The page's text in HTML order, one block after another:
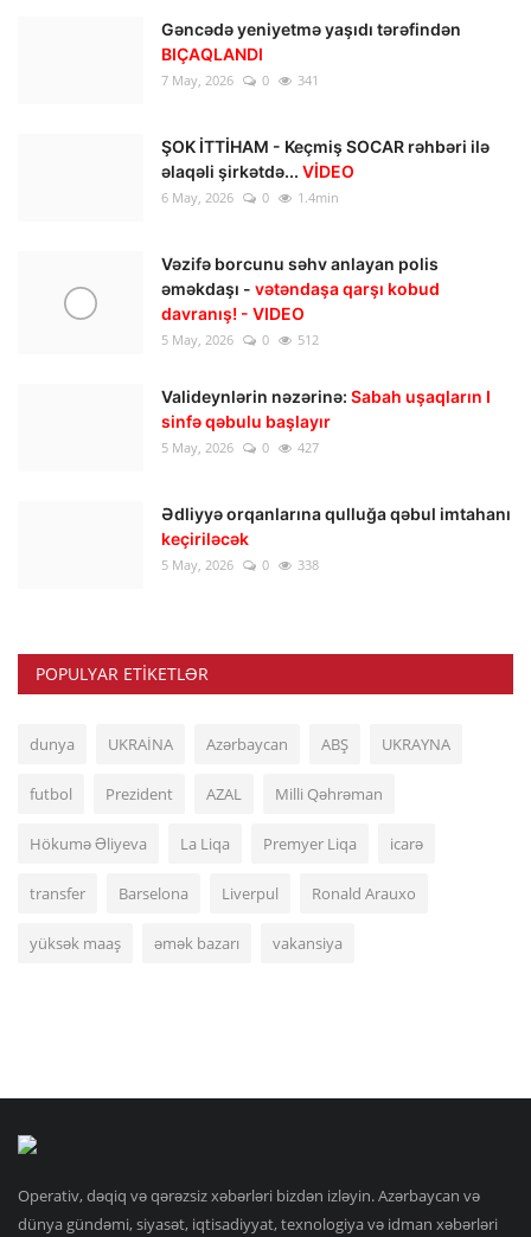
Gəncədə yeniyetmə yaşıdı tərəfindən
BIÇAQLANDI
7 May, 2026 0 341
ŞOK İTTİHAM - Keçmiş SOCAR rəhbəri ilə
əlaqəli şirkətdə... VİDEO
6 May, 2026 0 1.4min
Vəzifə borcunu səhv anlayan polis
əməkdaşı - vətəndaşa qarşı kobud
davranış! - VIDEO
5 May, 2026 0 512
Valideynlərin nəzərinə: Sabah uşaqların I
sinfə qəbulu başlayır
5 May, 2026 0 427
Ədliyyə orqanlarına qulluğa qəbul imtahanı
keçiriləcək
5 May, 2026 0 338
POPULYAR ETIKETLƏR
dunya UKRAİNA Azərbaycan ABŞ UKRAYNA
futbol Prezident AZAL Milli Qəhrəman
Hökumə Əliyeva La Liqa Premyer Liqa icarə
transfer Barselona Liverpul Ronald Arauxo
yüksək maaş əmək bazarı vakansiya
Operativ, dəqiq və qərəzsiz xəbərləri bizdən izləyin. Azərbaycan və
dünya gündəmi, siyasət, iqtisadiyyat, texnologiya və idman xəbərləri